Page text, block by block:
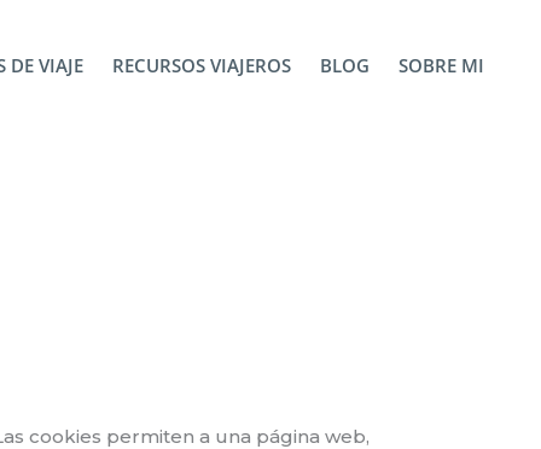
DE VIAJE RECURSOS VIAJEROS BLOG SOBRE MI
cookies permiten a una página web,